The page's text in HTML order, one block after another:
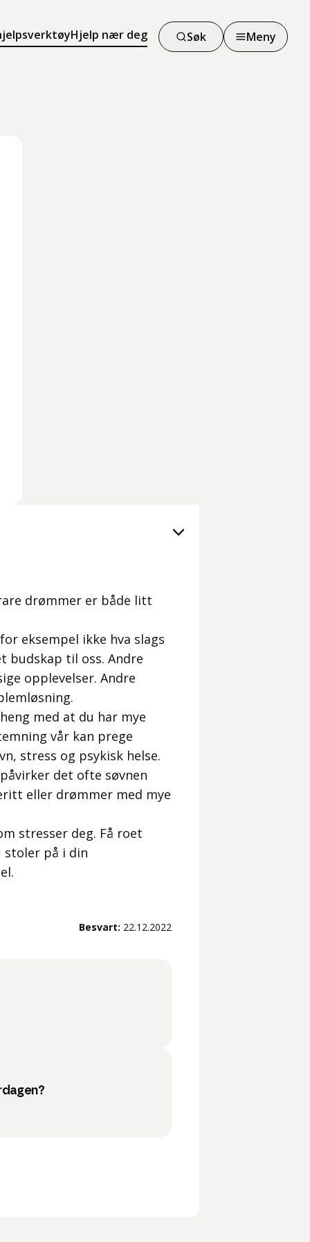
Hjelp nær deg Søk Meny
drømmer er både litt
eksempel ikke hva slags
budskap til oss. Andre
opplevelser. Andre
med at du har mye
vår kan prege
stress og psykisk helse.
det ofte søvnen
eller drømmer med mye
stresser deg. Få roet
på i din
Besvart: 22.12.2022